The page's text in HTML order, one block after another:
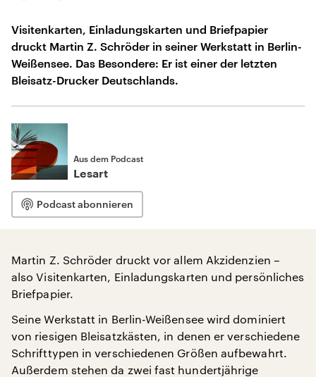
Visitenkarten, Einladungskarten und Briefpapier
druckt Martin Z. Schröder in seiner Werkstatt in Berlin-
Weißensee. Das Besondere: Er ist einer der letzten
Bleisatz-Drucker Deutschlands.
Aus dem Podcast
Lesart
Podcast abonnieren
Martin Z. Schröder druckt vor allem Akzidenzien –
also Visitenkarten, Einladungskarten und persönliches
Briefpapier.
Seine Werkstatt in Berlin-Weißensee wird dominiert
von riesigen Bleisatzkästen, in denen er verschiedene
Schrifttypen in verschiedenen Größen aufbewahrt.
Außerdem stehen da zwei fast hundertjährige